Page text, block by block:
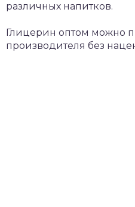
различных напитков.
Глицерин оптом можно
производителя без